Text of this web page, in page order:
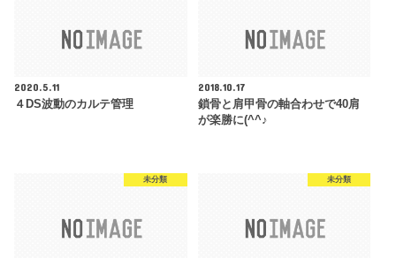
2020.5.11
４DS波動のカルテ管理
2018.10.17
鎖骨と肩甲骨の軸合わせで40肩
が楽勝に(^^♪
未分類 未分類